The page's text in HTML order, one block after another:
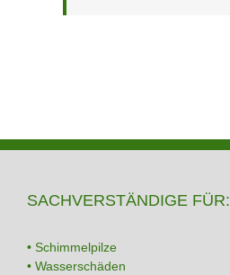
SACHVERSTÄNDIGE FÜR:
• Schimmelpilze
• Wasserschäden